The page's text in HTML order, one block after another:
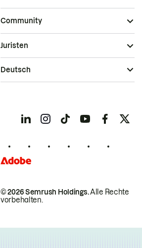
Community
© 2026 Semrush Holdings.Alle Rechte
vorbehalten.
Juristen
Deutsch